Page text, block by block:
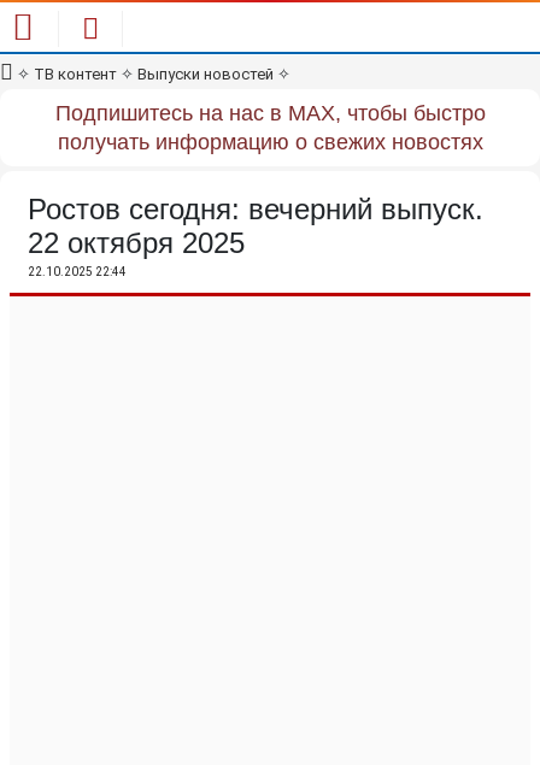
✧ ТВ контент ✧ Выпуски новостей ✧
Подпишитесь на нас в MAX, чтобы быстро
получать информацию о свежих новостях
Ростов сегодня: вечерний выпуск.
22 октября 2025
22.10.2025 22:44